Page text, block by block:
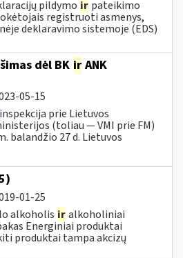
pildymo ir pateikimo
registruoti asmenys,
deklaravimo sistemoje (EDS)
dėl BK ir ANK
05-15
inspekcija prie Lietuvos
(toliau — VMI prie FM)
balandžio 27 d. Lietuvos
01-25
alkoholis iralkoholiniai
Energiniai produktai
produktai tampa akcizų